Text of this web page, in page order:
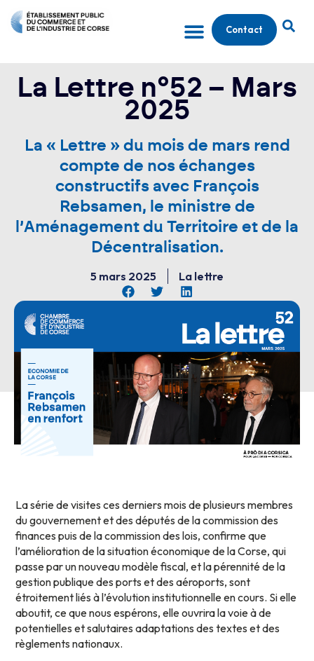
Contact
La Lettre n°52 – Mars
2025
La « Lettre » du mois de mars rend
compte de nos échanges
constructifs avec François
Rebsamen, le ministre de
l’Aménagement du Territoire et de la
Décentralisation.
5 mars 2025 La lettre
La série de visites ces derniers mois de plusieurs membres
du gouvernement et des députés de la commission des
finances puis de la commission des lois, confirme que
l’amélioration de la situation économique de la Corse, qui
passe par un nouveau modèle fiscal, et la pérennité de la
gestion publique des ports et des aéroports, sont
étroitement liés à l’évolution institutionnelle en cours. Si elle
aboutit, ce que nous espérons, elle ouvrira la voie à de
potentielles et salutaires adaptations des textes et des
règlements nationaux.